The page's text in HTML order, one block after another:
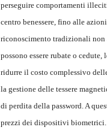
perseguire comportamenti
centro benessere, fino alle
riconoscimento tradizionali non
possono essere rubate o
ridurre il costo complessivo
la gestione delle tessere
di perdita della password. A
prezzi dei dispositivi biometrici.